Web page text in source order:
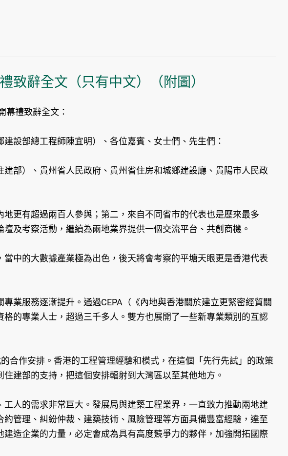
致辭全文（只有中文）（附圖）
幕禮致辭全文：
設部總工程師陳宜明）、各位嘉賓、女士們、先生們：
部）、貴州省人民政府、貴州省住房和城鄉建設廳、貴陽市人民政
更有超過兩百人參與；第二，來自不同省市的代表也是歷來最多
及考察活動，繼續為兩地業界提供一個交流平台、共創商機。
中的大數據產業極為出色，後天將會考察的平塘天眼更是香港代表
業服務逐漸提升。通過CEPA（《內地與香港關於建立更緊密經貿關
的專業人士，超過三千多人。雙方也展開了一些新專業類別的互認
合作安排。香港的工程管理經驗和模式，在這個「先行先試」的政策
建部的支持，把這個安排輻射到大灣區以至其他地方。
人的需求非常巨大。發展局與建築工程業界，一直致力推動兩地建
管理、糾紛仲裁、建築技術、風險管理等方面具備豐富經驗，達至
造企業的力量，必定會成為具有高度競爭力的夥伴，加強開拓國際